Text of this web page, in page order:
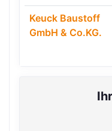
Keuck Baustoff
GmbH & Co.KG.